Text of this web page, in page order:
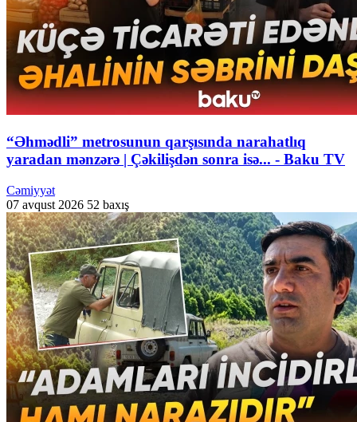
“Əhmədli” metrosunun qarşısında narahatlıq
yaradan mənzərə | Çəkilişdən sonra isə... - Baku TV
Cəmiyyət
07 avqust 2026 52 baxış